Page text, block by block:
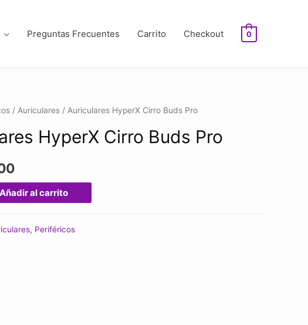
Preguntas Frecuentes Carrito Checkout 0
/ Auriculares / Auriculares HyperX Cirro Buds Pro
HyperX Cirro Buds Pro
Añadir al carrito
, Periféricos